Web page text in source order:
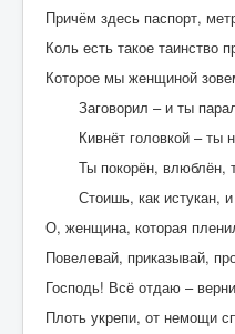
Причём здесь паспорт,
Коль есть такое таинство
Которое мы женщиной
Заговорил – и ты
Кивнёт головкой – ты
Ты покорён, влюблён,
Стоишь, как истукан,
О, женщина, которая
Повелевай, приказывай,
Господь! Всё отдаю –
Плоть укрепи, от немощи